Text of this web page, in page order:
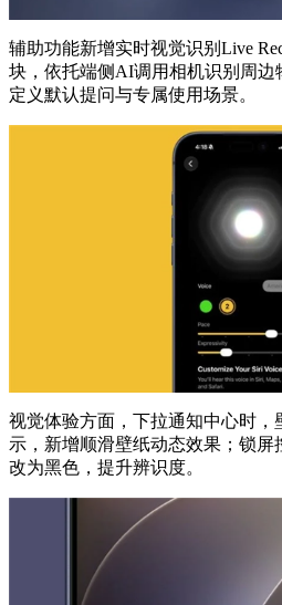
辅助功能新增实时视觉识别Live
块，依托端侧AI调用相机识别周边
定义默认提问与专属使用场景。
视觉体验方面，下拉通知中心时，
示，新增顺滑壁纸动态效果；锁
改为黑色，提升辨识度。